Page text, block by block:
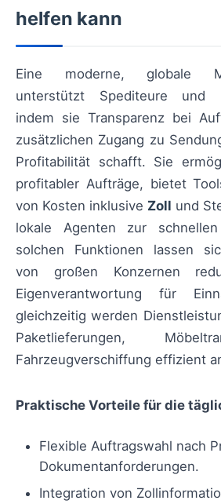
helfen kann
Eine moderne, globale
unterstützt Spediteure und
indem sie Transparenz bei
zusätzlichen Zugang zu
Profitabilität schafft. Sie
profitabler Aufträge, bietet
von Kosten inklusive Zoll und
lokale Agenten zur
solchen Funktionen lassen
von großen Konzernen
Eigenverantwortung für
gleichzeitig werden
Paketlieferungen,
Fahrzeugverschiffung effizient
Praktische Vorteile für die
Flexible Auftragswahl nach
Dokumentanforderungen.
Integration von